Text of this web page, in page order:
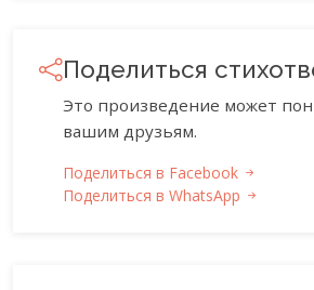
Поделиться
Это произведение может
вашим друзьям.
Поделиться в Facebook
Поделиться в WhatsApp